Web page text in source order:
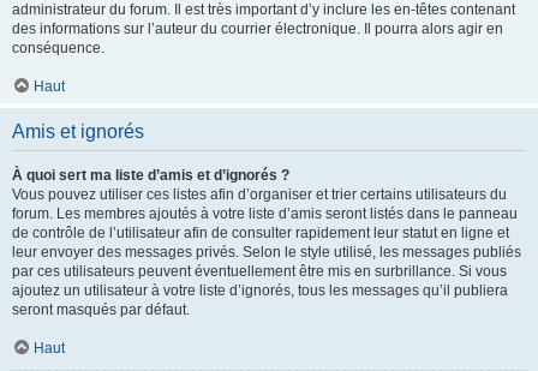
administrateur du forum. Il est très important d’y inclure les en-têtes contenant
des informations sur l’auteur du courrier électronique. Il pourra alors agir en
conséquence.
Haut
Amis et ignorés
À quoi sert ma liste d’amis et d’ignorés ?
Vous pouvez utiliser ces listes afin d’organiser et trier certains utilisateurs du
forum. Les membres ajoutés à votre liste d’amis seront listés dans le panneau
de contrôle de l’utilisateur afin de consulter rapidement leur statut en ligne et
leur envoyer des messages privés. Selon le style utilisé, les messages publiés
par ces utilisateurs peuvent éventuellement être mis en surbrillance. Si vous
ajoutez un utilisateur à votre liste d’ignorés, tous les messages qu’il publiera
seront masqués par défaut.
Haut